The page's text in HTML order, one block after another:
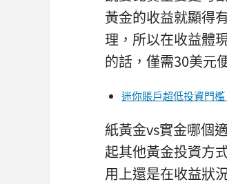
黃金的收益就顯得
理，所以在收益體
的話，僅需30美元
迷你賬戶超低投資門
紙黃金vs實金哪個
起其他黃金投資方
用上還是在收益狀